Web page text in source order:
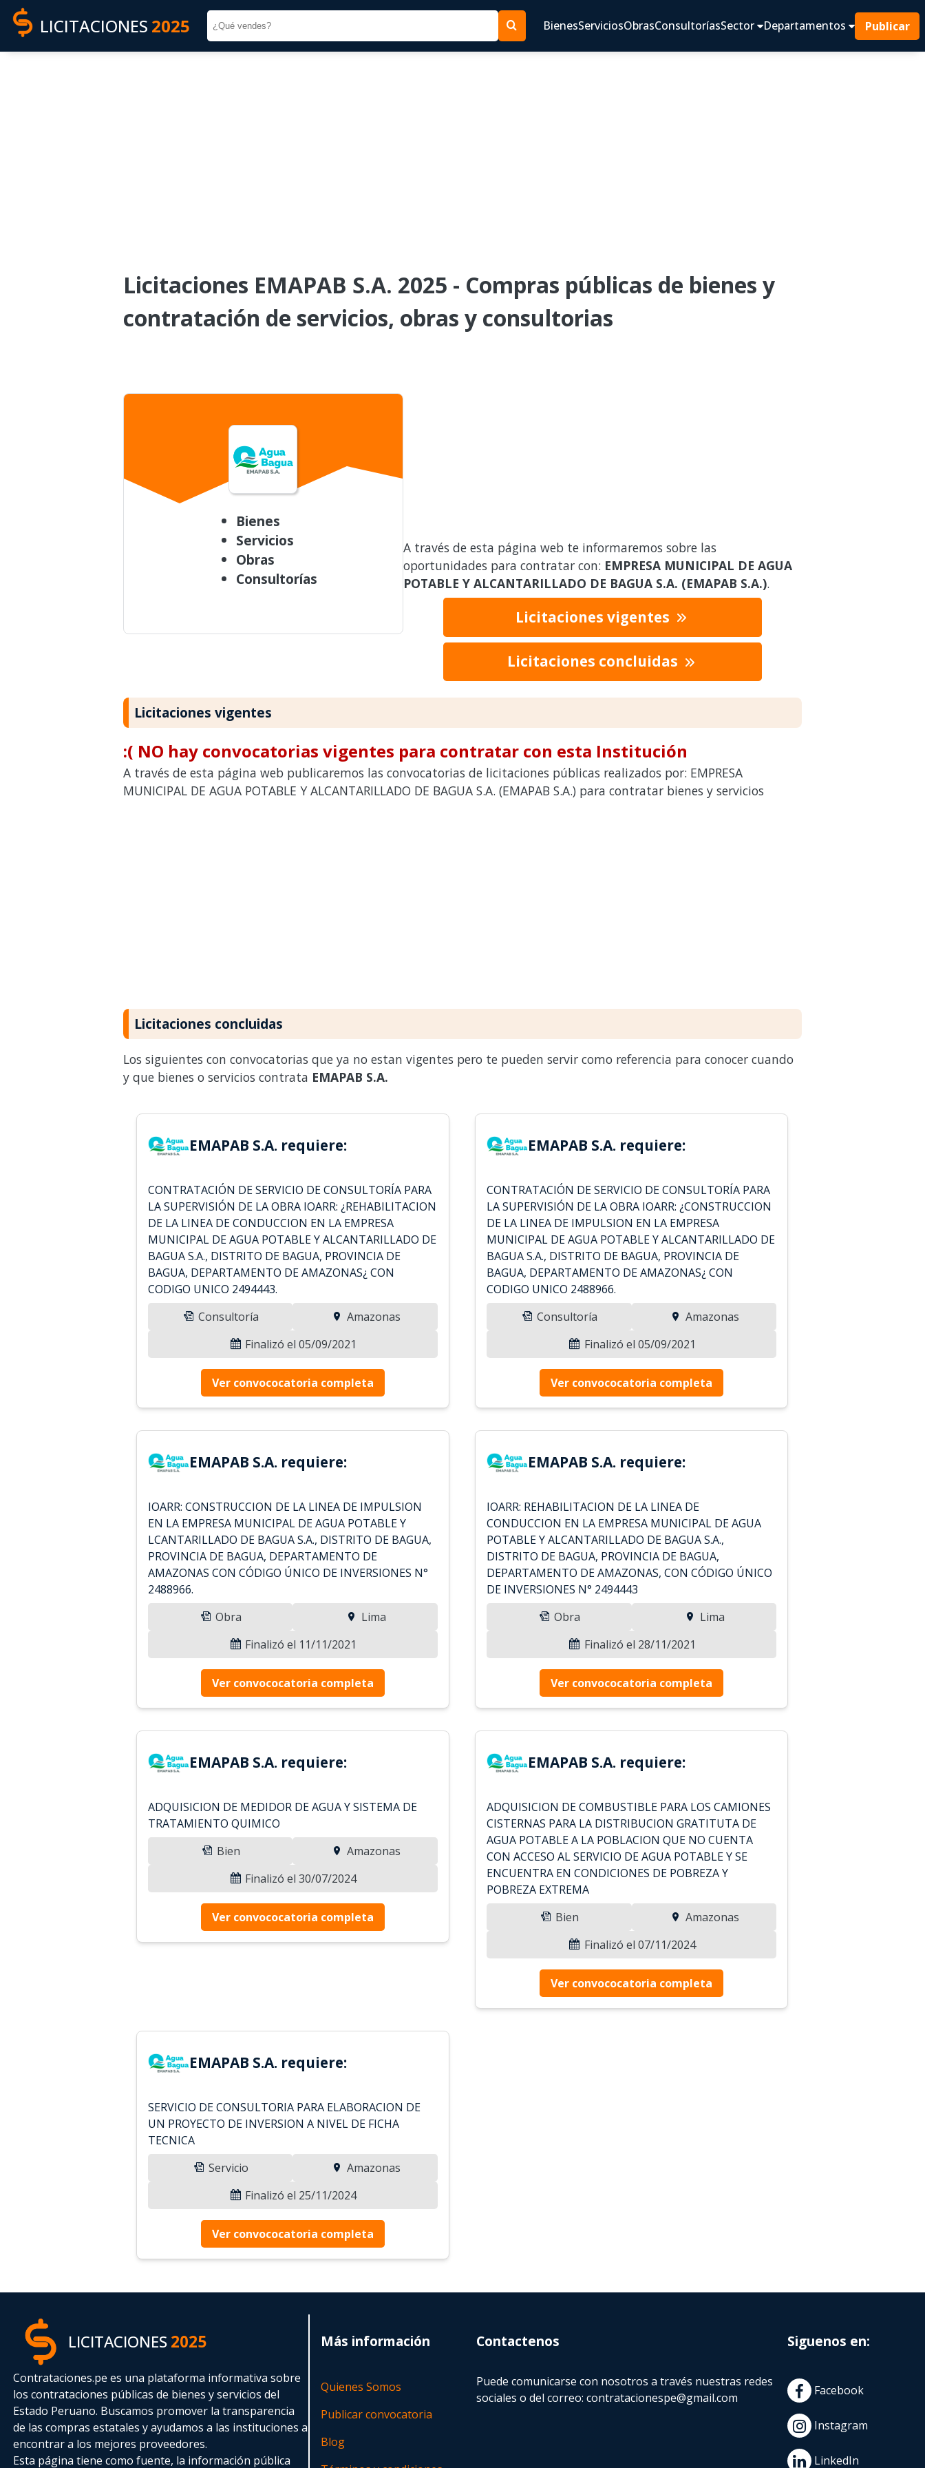
LICITACIONES 2025 BienesServiciosObrasConsultoríasSector Departamentos Publicar
Licitaciones EMAPAB S.A. 2025 - Compras públicas de bienes y
contratación de servicios, obras y consultorias
Bienes
Servicios
Obras
Consultorías
A través de esta página web te informaremos sobre las
oportunidades para contratar con: EMPRESA MUNICIPAL DE AGUA
POTABLE Y ALCANTARILLADO DE BAGUA S.A. (EMAPAB S.A.).
Licitaciones vigentes
Licitaciones concluidas
Licitaciones vigentes
:( NO hay convocatorias vigentes para contratar con esta Institución
A través de esta página web publicaremos las convocatorias de licitaciones públicas realizados por: EMPRESA
MUNICIPAL DE AGUA POTABLE Y ALCANTARILLADO DE BAGUA S.A. (EMAPAB S.A.) para contratar bienes y servicios
Licitaciones concluidas
Los siguientes con convocatorias que ya no estan vigentes pero te pueden servir como referencia para conocer cuando
y que bienes o servicios contrata EMAPAB S.A.
EMAPAB S.A. requiere:
CONTRATACIÓN DE SERVICIO DE CONSULTORÍA PARA
LA SUPERVISIÓN DE LA OBRA IOARR: ¿REHABILITACION
DE LA LINEA DE CONDUCCION EN LA EMPRESA
MUNICIPAL DE AGUA POTABLE Y ALCANTARILLADO DE
BAGUA S.A., DISTRITO DE BAGUA, PROVINCIA DE
BAGUA, DEPARTAMENTO DE AMAZONAS¿ CON
CODIGO UNICO 2494443.
Consultoría
Amazonas
Finalizó el 05/09/2021
Ver convococatoria completa
EMAPAB S.A. requiere:
CONTRATACIÓN DE SERVICIO DE CONSULTORÍA PARA
LA SUPERVISIÓN DE LA OBRA IOARR: ¿CONSTRUCCION
DE LA LINEA DE IMPULSION EN LA EMPRESA
MUNICIPAL DE AGUA POTABLE Y ALCANTARILLADO DE
BAGUA S.A., DISTRITO DE BAGUA, PROVINCIA DE
BAGUA, DEPARTAMENTO DE AMAZONAS¿ CON
CODIGO UNICO 2488966.
Consultoría
Amazonas
Finalizó el 05/09/2021
Ver convococatoria completa
EMAPAB S.A. requiere:
IOARR: CONSTRUCCION DE LA LINEA DE IMPULSION
EN LA EMPRESA MUNICIPAL DE AGUA POTABLE Y
LCANTARILLADO DE BAGUA S.A., DISTRITO DE BAGUA,
PROVINCIA DE BAGUA, DEPARTAMENTO DE
AMAZONAS CON CÓDIGO ÚNICO DE INVERSIONES N°
2488966.
Obra
Lima
Finalizó el 11/11/2021
Ver convococatoria completa
EMAPAB S.A. requiere:
IOARR: REHABILITACION DE LA LINEA DE
CONDUCCION EN LA EMPRESA MUNICIPAL DE AGUA
POTABLE Y ALCANTARILLADO DE BAGUA S.A.,
DISTRITO DE BAGUA, PROVINCIA DE BAGUA,
DEPARTAMENTO DE AMAZONAS, CON CÓDIGO ÚNICO
DE INVERSIONES N° 2494443
Obra
Lima
Finalizó el 28/11/2021
Ver convococatoria completa
EMAPAB S.A. requiere:
ADQUISICION DE MEDIDOR DE AGUA Y SISTEMA DE
TRATAMIENTO QUIMICO
Bien
Amazonas
Finalizó el 30/07/2024
Ver convococatoria completa
EMAPAB S.A. requiere:
ADQUISICION DE COMBUSTIBLE PARA LOS CAMIONES
CISTERNAS PARA LA DISTRIBUCION GRATITUTA DE
AGUA POTABLE A LA POBLACION QUE NO CUENTA
CON ACCESO AL SERVICIO DE AGUA POTABLE Y SE
ENCUENTRA EN CONDICIONES DE POBREZA Y
POBREZA EXTREMA
Bien
Amazonas
Finalizó el 07/11/2024
Ver convococatoria completa
EMAPAB S.A. requiere:
SERVICIO DE CONSULTORIA PARA ELABORACION DE
UN PROYECTO DE INVERSION A NIVEL DE FICHA
TECNICA
Servicio
Amazonas
Finalizó el 25/11/2024
Ver convococatoria completa
LICITACIONES2025
Contrataciones.pe es una plataforma informativa sobre
los contrataciones públicas de bienes y servicios del
Estado Peruano. Buscamos promover la transparencia
de las compras estatalesy ayudamos a las instituciones a
encontrar a los mejores proveedores.
Esta página tiene como fuente, la información pública
Más información
Quienes Somos
Publicar convocatoria
Blog
Contactenos
Puede comunicarse con nosotros a través nuestras redes
sociales o del correo:contratacionespe@gmail.com
Siguenos en:
Facebook
Instagram
LinkedIn